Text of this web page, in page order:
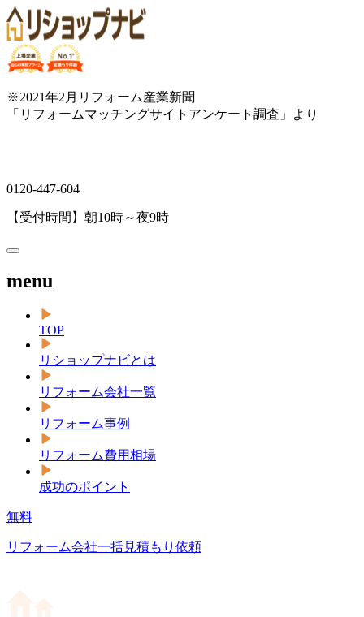
※2021年2月リフォーム産業新聞
「リフォームマッチングサイトアンケート調査」より
0120-447-604
【受付時間】朝10時～夜9時
menu
TOP
リショップナビとは
リフォーム会社一覧
リフォーム事例
リフォーム費用相場
成功のポイント
無料
リフォーム会社一括見積もり依頼